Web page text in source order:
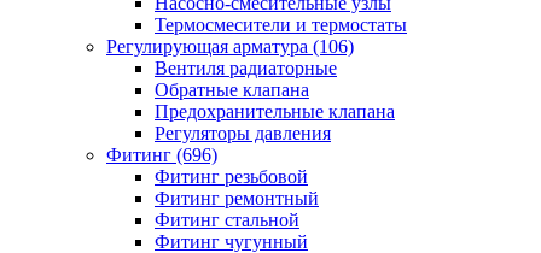
Термосмесители и термостаты
Регулирующая арматура (106)
Вентиля радиаторные
Обратные клапана
Предохранительные клапана
Регуляторы давления
Фитинг (696)
Фитинг резьбовой
Фитинг ремонтный
Фитинг стальной
Фитинг чугунный